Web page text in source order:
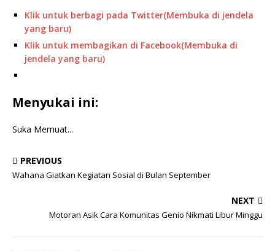
Klik untuk berbagi pada Twitter(Membuka di jendela
yang baru)
Klik untuk membagikan di Facebook(Membuka di
jendela yang baru)
Menyukai ini:
Suka Memuat...
PREVIOUS
Wahana Giatkan Kegiatan Sosial di Bulan September
NEXT
Motoran Asik Cara Komunitas Genio Nikmati Libur Minggu